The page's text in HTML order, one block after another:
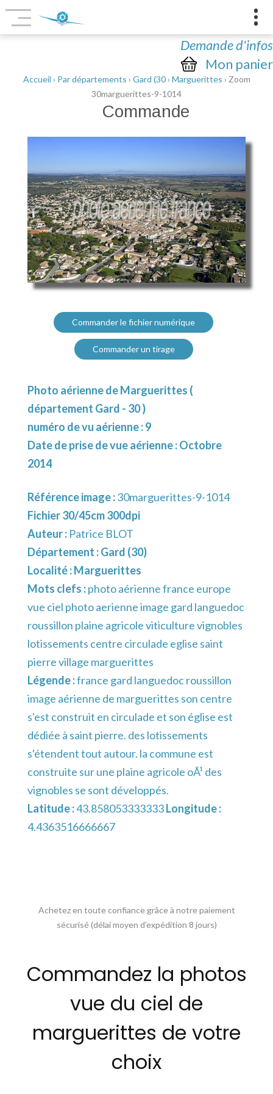
Demande d'infos
Mon panier
Accueil › Par départements › Gard (30› Marguerittes › Zoom
30marguerittes-9-1014
Commande
Commander le fichier numérique
Commander un tirage
Photo aérienne de Marguerittes (
département Gard - 30 )
numéro de vu aérienne : 9
Date de prise de vue aérienne : Octobre
2014
Référence image :30marguerittes-9-1014
Fichier 30/45cm 300dpi
Auteur : Patrice BLOT
Département :Gard (30)
Localité :Marguerittes
Mots clefs :photo aérienne france europe
vue ciel photo aerienne image gard languedoc
roussillon plaine agricole viticulture vignobles
lotissements centre circulade eglise saint
pierre village marguerittes
Légende :france gard languedoc roussillon
image aérienne de marguerittes son centre
s'est construit en circulade et son église est
dédiée à saint pierre. des lotissements
s'étendent tout autour. la commune est
construite sur une plaine agricole oÃ¹ des
vignobles se sont développés.
Latitude :43.858053333333Longitude :
4.4363516666667
Achetez en toute confiance grâce à notre paiement
sécurisé (délai moyen d’expédition 8 jours)
Commandez la photos
vue du ciel de
marguerittes de votre
choix